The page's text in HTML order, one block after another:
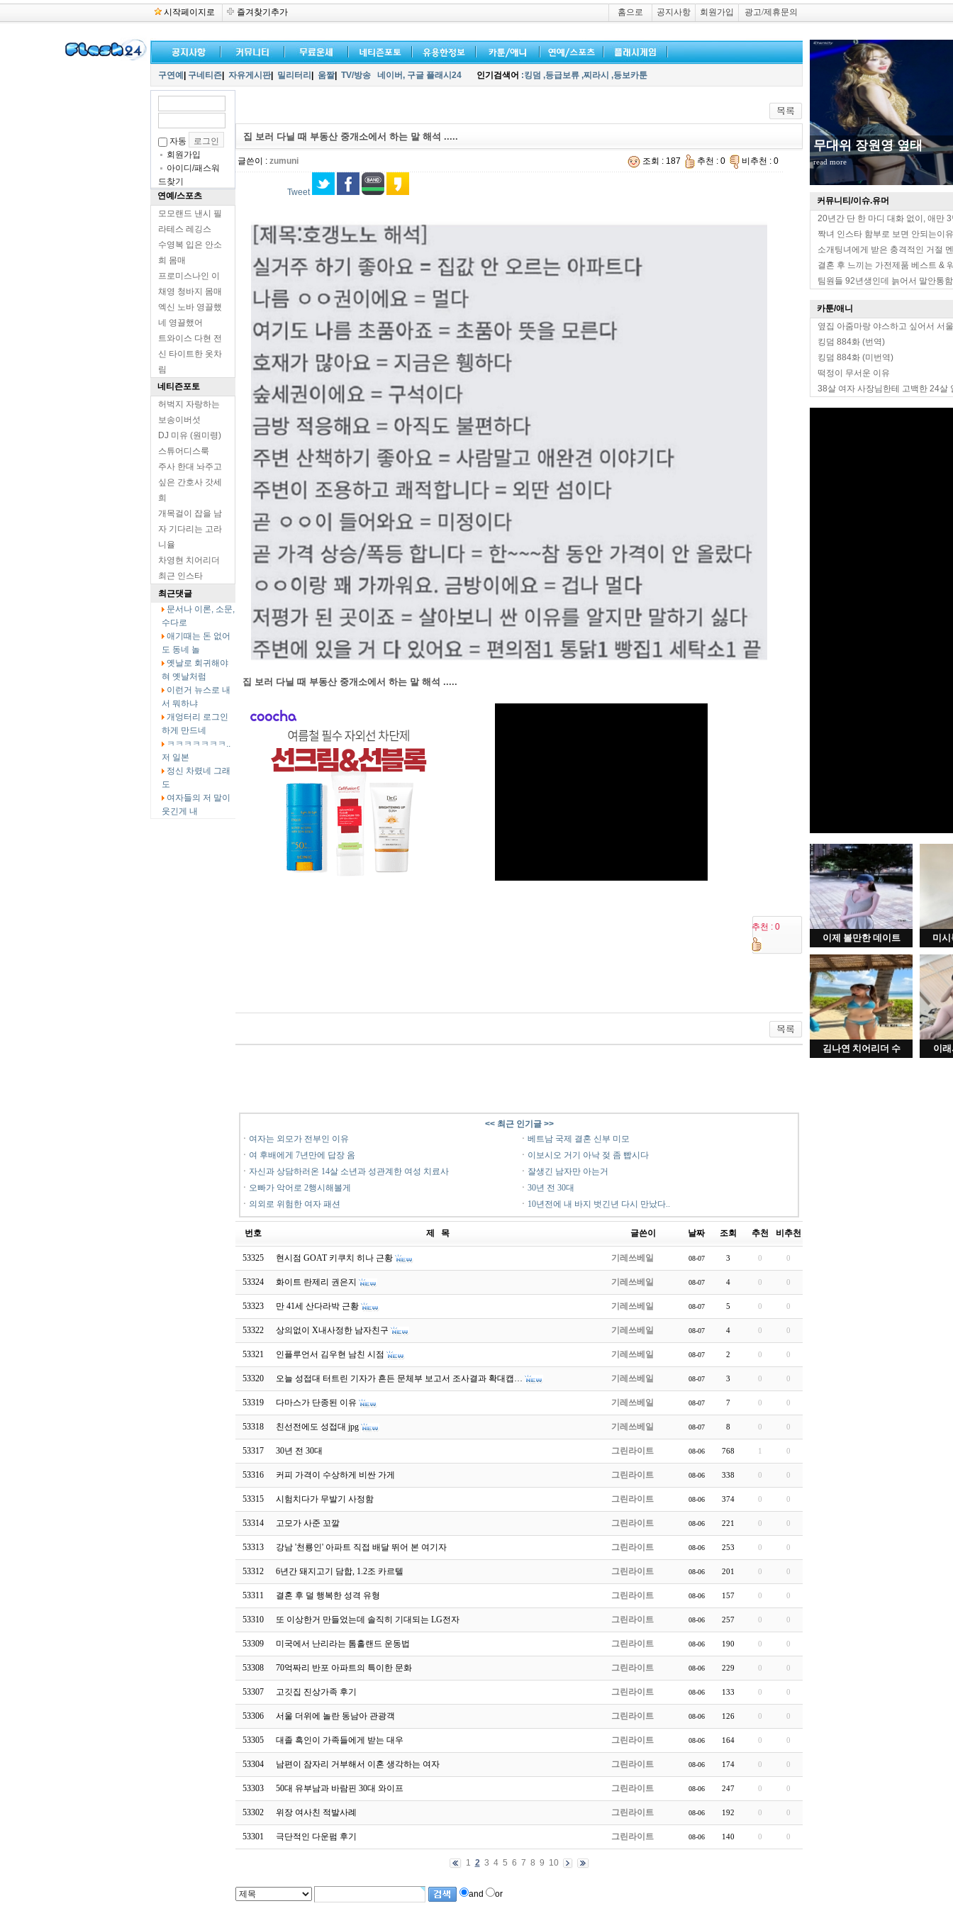
시작페이지로 즐겨찾기추가 홈으로 공지사항 회원가입 광고/제휴문의
무대위 장원영 옆태
read more
커뮤니티/이슈.유머
20년간 단 한 마디 대화 없이, 애만
짝녀 인스타 함부로 보면 안되는이유
소개팅녀에게 받은 충격적인 거절
결혼 후 느끼는 가전제품 베스트 &
팀원들 92년생인데 늙어서 말안통
카툰/애니
옆집 아줌마랑 야스하고 싶어서 서
킹덤 884화 (번역)
킹덤 884화 (미번역)
떡정이 무서운 이유
38살 여자 사장님한테 고백한 24살
이제 볼만한 데이트 미시
김나연 치어리더 수 이
구연예 구네티즌 자유게시판| 밀리터리 움짤| TV/방송 네이버, 구글 플래시24 인기검색어 :킹덤 ,등급보류 ,찌라시 ,등보카툰
자동
회원가입
아이디/패스워
드찾기
연예/스포츠
모모랜드 낸시 필
라테스 레깅스
수영복 입은 안소
희 몸매
프로미스나인 이
채영 청바지 몸매
엑신 노바 영끌했
네 영끌했어
트와이스 다현 전
신 타이트한 옷차
림
네티즌포토
허벅지 자랑하는
보송이버섯
DJ 미유 (원미령)
스튜어디스룩
주사 한대 놔주고
싶은 간호사 갓세
희
개목걸이 잡을 남
자 기다리는 고라
니율
차영현 치어리더
최근 인스타
최근댓글
문서나 이론, 소문,
수다로
애기때는 돈 없어
도 동네 놀
옛날로 회귀해야
혀 옛날처럼
이런거 뉴스로 내
서 뭐하냐
개엉터리 로그인
하게 만드네
ㅋㅋㅋㅋㅋㅋㅋ..
저 일본
정신 차렸네 그래
도
여자들의 저 말이
웃긴게 내
집 보러 다닐 때 부동산 중개소에서 하는 말 해석 .....
글쓴이 : zumuni 조회 : 187 추천 : 0 비추천 : 0
Tweet
집 보러 다닐 때 부동산 중개소에서 하는 말 해석 .....
추천 : 0
<< 최근 인기글 >>
ㆍ 여자는 외모가 전부인 이유 ㆍ 베트남 국제 결혼 신부 미모
ㆍ 여 후배에게 7년만에 답장 옴 ㆍ 이보시오 거기 아낙 젖 좀 빱시다
ㆍ 자신과 상담하러온 14살 소년과 성관계한 여성 치료사 ㆍ 잘생긴 남자만 아는거
ㆍ 오빠가 악어로 2행시해볼게 ㆍ 30년 전 30대
ㆍ 의외로 위험한 여자 패션 ㆍ 10년전에 내 바지 벗긴년 다시 만났다..
번호 제 목 글쓴이 날짜 조회 추천 비추천
53325 현시점 GOAT 키쿠치 히나 근황 기레쓰베일 08-07 3 0 0
53324 화이트 란제리 권은지 기레쓰베일 08-07 4 0 0
53323 만 41세 산다라박 근황 기레쓰베일 08-07 5 0 0
53322 상의없이 X내사정한 남자친구 기레쓰베일 08-07 4 0 0
53321 인플루언서 김우현 남친 시점 기레쓰베일 08-07 2 0 0
53320 오늘 성접대 터트린 기자가 흔든 문체부 보고서 조사결과 확대캡… 기레쓰베일 08-07 3 0 0
53319 다마스가 단종된 이유 기레쓰베일 08-07 7 0 0
53318 친선전에도 성접대 jpg 기레쓰베일 08-07 8 0 0
53317 30년 전 30대 그린라이트 08-06 768 1 0
53316 커피 가격이 수상하게 비싼 가게 그린라이트 08-06 338 0 0
53315 시험치다가 무발기 사정함 그린라이트 08-06 374 0 0
53314 고모가 사준 꼬깔 그린라이트 08-06 221 0 0
53313 강남 '천룡인' 아파트 직접 배달 뛰어 본 여기자 그린라이트 08-06 253 0 0
53312 6년간 돼지고기 담합, 1.2조 카르텔 그린라이트 08-06 201 0 0
53311 결혼 후 덜 행복한 성격 유형 그린라이트 08-06 157 0 0
53310 또 이상한거 만들었는데 솔직히 기대되는 LG전자 그린라이트 08-06 257 0 0
53309 미국에서 난리라는 톰홀랜드 운동법 그린라이트 08-06 190 0 0
53308 70억짜리 반포 아파트의 특이한 문화 그린라이트 08-06 229 0 0
53307 고깃집 진상가족 후기 그린라이트 08-06 133 0 0
53306 서울 더위에 놀란 동남아 관광객 그린라이트 08-06 126 0 0
53305 대졸 흑인이 가족들에게 받는 대우 그린라이트 08-06 164 0 0
53304 남편이 잠자리 거부해서 이혼 생각하는 여자 그린라이트 08-06 174 0 0
53303 50대 유부남과 바람핀 30대 와이프 그린라이트 08-06 247 0 0
53302 위장 여사친 적발사례 그린라이트 08-06 192 0 0
53301 극단적인 다운펌 후기 그린라이트 08-06 140 0 0
1 2 3 4 5 6 7 8 9 10
and or